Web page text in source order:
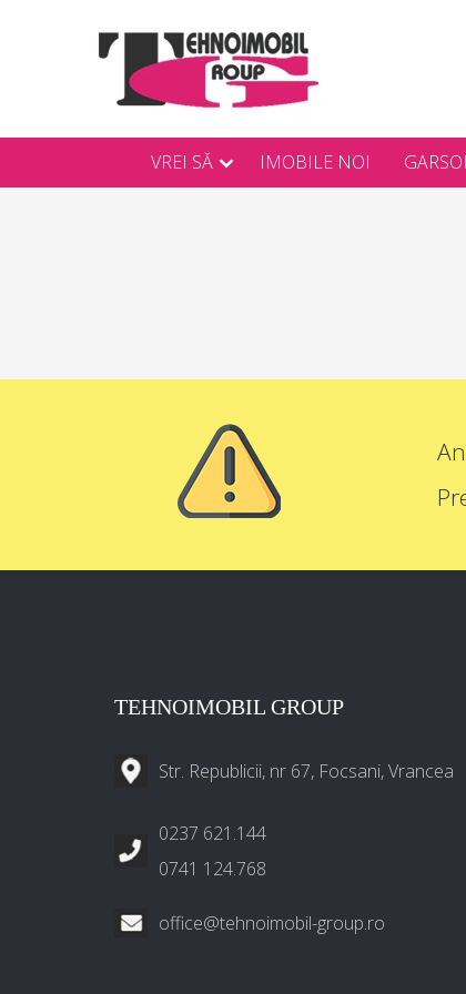
VREI SĂ IMOBILE NOI
TEHNOIMOBIL GROUP
Str. Republicii, nr 67, Focsani, Vrancea
0237 621.144
0741 124.768
office@tehnoimobil-group.ro